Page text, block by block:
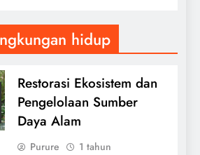
hidup
Restorasi Ekosistem dan
Pengelolaan Sumber
Daya Alam
Purure
1 tahun